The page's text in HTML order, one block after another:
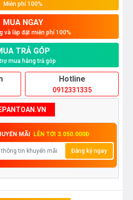
Miễn phí 100%
MUA NGAY
và lắp đặt miễn phí 100%
TRẢ GÓP
mua hàng trả góp
Hotline
0912331335
MÃI LÊN TỚI 3.050.000Đ
Đăng ký ngay